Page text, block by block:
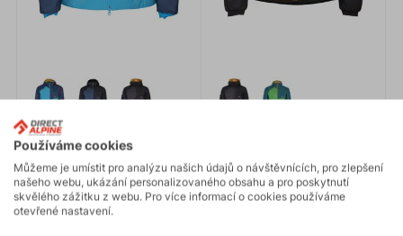
UNIQ 3.0
6 990 Kč
UNIQ 2.0
6 990 Kč
Používáme cookies
Můžeme je umístit pro analýzu našich údajů o návštěvnících, pro zlepšení
našeho webu, ukázání personalizovaného obsahu a pro poskytnutí
skvělého zážitku z webu. Pro více informací o cookies používáme
otevřené nastavení.